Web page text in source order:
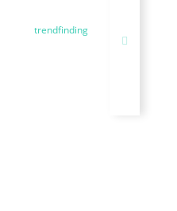
trendfinding